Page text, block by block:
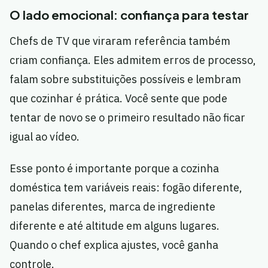
O lado emocional: confiança para testar
Chefs de TV que viraram referência também
criam confiança. Eles admitem erros de processo,
falam sobre substituições possíveis e lembram
que cozinhar é prática. Você sente que pode
tentar de novo se o primeiro resultado não ficar
igual ao vídeo.
Esse ponto é importante porque a cozinha
doméstica tem variáveis reais: fogão diferente,
panelas diferentes, marca de ingrediente
diferente e até altitude em alguns lugares.
Quando o chef explica ajustes, você ganha
controle.